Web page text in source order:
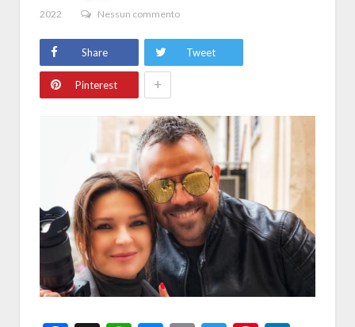
2022 Nessun commento
Share Tweet
Pinterest +